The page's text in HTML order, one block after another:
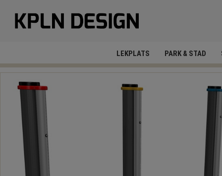
LEKPLATS PARK & STAD